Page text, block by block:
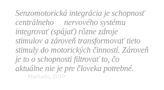
Senzomotorická integrácia je schopnosť
centrálneho nervového systému
integrovať (spájať) rôzne zdroje
stimulov a zároveň transformovať tieto
stimuly do motorických činností. Zároveň
je to o schopnosti filtrovať to, čo
aktuálne nie je pre človeka potrebné.
Machado, 2010